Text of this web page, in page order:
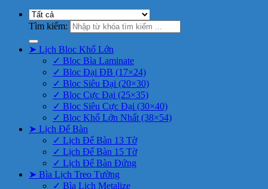
Tìm kiếm:
➤ Lịch Bloc Khổ Lớn
✓ Bloc Bìa Laminate
✓ Bloc Đại ĐB (17×24)
✓ Bloc Siêu Đại (20×30)
✓ Bloc Cực Đại (25×35)
✓ Bloc Siêu Cực Đại (30×40)
✓ Bloc Khổ Lớn Nhất (38×54)
➤ Lịch Để Bàn
✓ Lịch Để Bàn 13 Tờ
✓ Lịch Để Bàn 15 Tờ
✓ Lịch Để Bàn Đứng
➤ Bìa Lịch Treo Tường
✓ Bìa Lịch Metalize